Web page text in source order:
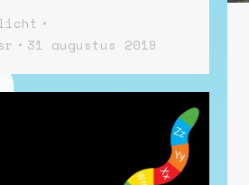
31 augustus 2019